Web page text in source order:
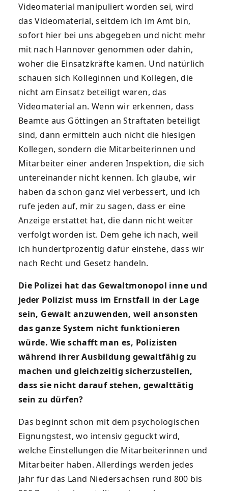
Videomaterial manipuliert worden sei, wird
das Videomaterial, seitdem ich im Amt bin,
sofort hier bei uns abgegeben und nicht mehr
mit nach Hannover genommen oder dahin,
woher die Einsatzkräfte kamen. Und natürlich
schauen sich Kolleginnen und Kollegen, die
nicht am Einsatz beteiligt waren, das
Videomaterial an. Wenn wir erkennen, dass
Beamte aus Göttingen an Straftaten beteiligt
sind, dann ermitteln auch nicht die hiesigen
Kollegen, sondern die Mitarbeiterinnen und
Mitarbeiter einer anderen Inspektion, die sich
untereinander nicht kennen. Ich glaube, wir
haben da schon ganz viel verbessert, und ich
rufe jeden auf, mir zu sagen, dass er eine
Anzeige erstattet hat, die dann nicht weiter
verfolgt worden ist. Dem gehe ich nach, weil
ich hundertprozentig dafür einstehe, dass wir
nach Recht und Gesetz handeln.
Die Polizei hat das Gewaltmonopol inne und
jeder Polizist muss im Ernstfall in der Lage
sein, Gewalt anzuwenden, weil ansonsten
das ganze System nicht funktionieren
würde. Wie schafft man es, Polizisten
während ihrer Ausbildung gewaltfähig zu
machen und gleichzeitig sicherzustellen,
dass sie nicht darauf stehen, gewalttätig
sein zu dürfen?
Das beginnt schon mit dem psychologischen
Eignungstest, wo intensiv geguckt wird,
welche Einstellungen die Mitarbeiterinnen und
Mitarbeiter haben. Allerdings werden jedes
Jahr für das Land Niedersachsen rund 800 bis